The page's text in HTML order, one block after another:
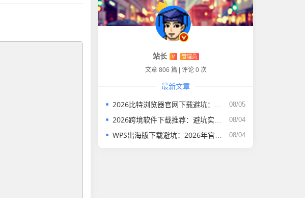
站长 V 管理员
文章 806 篇 评论 0 次
最新文章
08/05
2026比特浏览器官网下载避坑：实测5款指纹浏览器，选对不花冤枉钱
08/04
2026跨境软件下载推荐：避坑实测清单，帮你选对工具不踩雷
08/04
WPS出海版下载避坑：2026年官方渠道与安全注意事项